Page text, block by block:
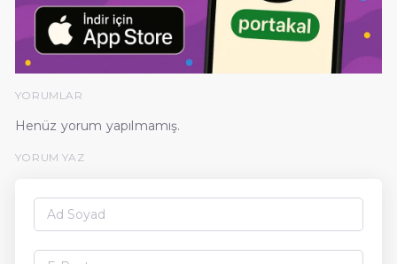
YORUMLAR
Henüz yorum yapılmamış.
YORUM YAZ